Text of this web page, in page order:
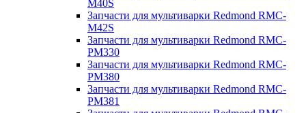
M40S
Запчасти для мультиварки Redmond RMC-
M42S
Запчасти для мультиварки Redmond RMC-
PM330
Запчасти для мультиварки Redmond RMC-
PM380
Запчасти для мультиварки Redmond RMC-
PM381